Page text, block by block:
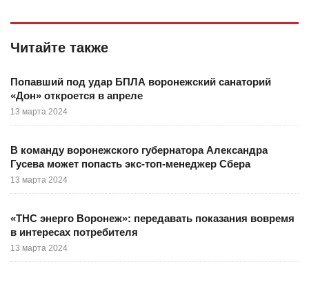
Читайте также
Попавший под удар БПЛА воронежский санаторий
«Дон» откроется в апреле
13 марта 2024
В команду воронежского губернатора Александра
Гусева может попасть экс-топ-менеджер Сбера
13 марта 2024
«ТНС энерго Воронеж»: передавать показания вовремя
в интересах потребителя
13 марта 2024